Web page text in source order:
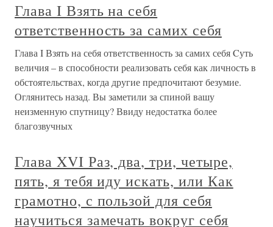
Глава I Взять на себя
ответственность за самих себя
Глава I Взять на себя ответственность за самих себя Cуть
величия – в способности реализовать себя как личность в
обстоятельствах, когда другие предпочитают безумие.
Оглянитесь назад. Вы заметили за спиной вашу
неизменную спутницу? Ввиду недостатка более
благозвучных
Глава XVI Раз, два, три, четыре,
пять, я тебя иду искать, или Как
грамотно, с пользой для себя
научиться замечать вокруг себя